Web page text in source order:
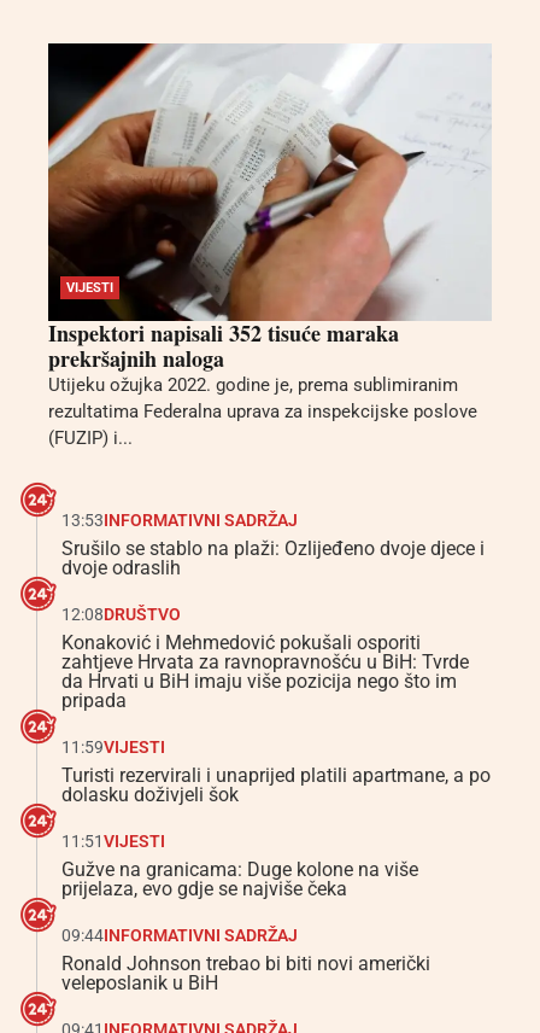
VIJESTI
Inspektori napisali 352 tisuće maraka
prekršajnih naloga
Utijeku ožujka 2022. godine je, prema sublimiranim
rezultatima Federalna uprava za inspekcijske poslove
(FUZIP) i...
13:53INFORMATIVNI SADRŽAJ
Srušilo se stablo na plaži: Ozlijeđeno dvoje djece i
dvoje odraslih
12:08DRUŠTVO
Konaković i Mehmedović pokušali osporiti
zahtjeve Hrvata za ravnopravnošću u BiH: Tvrde
da Hrvati u BiH imaju više pozicija nego što im
pripada
11:59VIJESTI
Turisti rezervirali i unaprijed platili apartmane, a po
dolasku doživjeli šok
11:51VIJESTI
Gužve na granicama: Duge kolone na više
prijelaza, evo gdje se najviše čeka
09:44INFORMATIVNI SADRŽAJ
Ronald Johnson trebao bi biti novi američki
veleposlanik u BiH
09:41 INFORMATIVNI SADRŽAJ